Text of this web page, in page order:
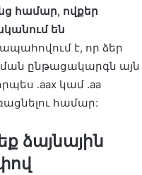
համար, ովքեր
են
է, որ ձեր
ընթացակարգն այն
.aax կամ .aa
համար: